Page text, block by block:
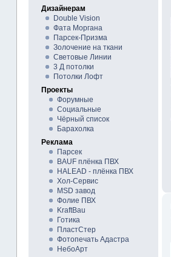
Дизайнерам
Double Vision
Фата Моргана
Парсек-Призма
Золочение на ткани
Световые Линии
3 Д потолки
Потолки Лофт
Проекты
Форумные
Социальные
Чёрный список
Барахолка
Реклама
Парсек
BAUF плёнка ПВХ
HALEAD - плёнка ПВХ
Хол-Сервис
MSD завод
Фолие ПВХ
KraftBau
Готика
ПластСтер
Фотопечать Адастра
НебоАрт